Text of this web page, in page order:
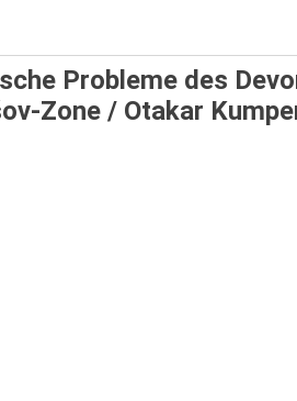
Probleme des
Zone / Otakar